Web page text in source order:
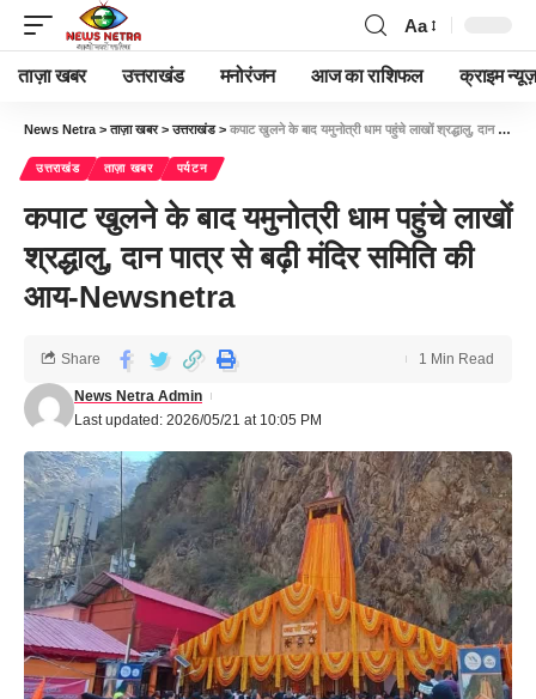
Aa
ताज़ा खबर उत्तराखंड मनोरंजन आज का राशिफल क्राइम न्यूज़
News Netra >ताज़ा खबर>उत्तराखंड> कपाट खुलने के बाद यमुनोत्री धाम पहुंचे लाखों श्रद्धालु, दान पात्र से बढ़ी मंदिर समिति की आय-Newsnetra
उत्तराखंड ताज़ा खबर पर्यटन
कपाट खुलने के बाद यमुनोत्री धाम पहुंचे लाखों
श्रद्धालु, दान पात्र से बढ़ी मंदिर समिति की
आय-Newsnetra
Last updated: 2026/05/21 at 10:05 PM
News Netra Admin
Share 1 Min Read